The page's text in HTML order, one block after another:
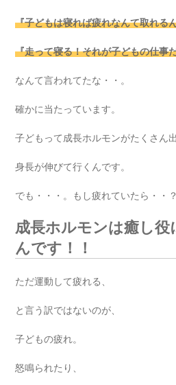
『子どもは寝れば疲れなんて取れる
『走って寝る！それが子どもの仕事
なんて言われてたな・・。
確かに当たっています。
子どもって成長ホルモンがたくさん
身長が伸びて行くんです。
でも・・・。もし疲れていたら・・？
成長ホルモンは癒し役
んです！！
ただ運動して疲れる、
と言う訳ではないのが、
子どもの疲れ。
怒鳴られたり、